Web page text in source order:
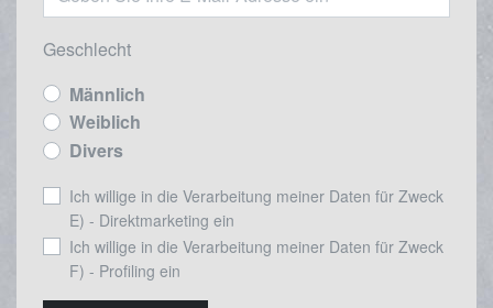
Geschlecht
Männlich
Weiblich
Divers
Ich willige in die Verarbeitung meiner Daten für Zweck
E) - Direktmarketing ein
Ich willige in die Verarbeitung meiner Daten für Zweck
F) - Profiling ein